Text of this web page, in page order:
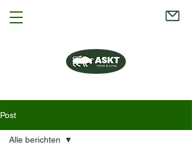
Post
Alle berichten